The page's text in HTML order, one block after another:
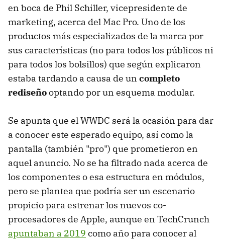
en boca de Phil Schiller, vicepresidente de
marketing, acerca del Mac Pro. Uno de los
productos más especializados de la marca por
sus características (no para todos los públicos ni
para todos los bolsillos) que según explicaron
estaba tardando a causa de un completo
rediseñooptando por un esquema modular.
Se apunta que el WWDC será la ocasión para dar
a conocer este esperado equipo, así como la
pantalla (también "pro") que prometieron en
aquel anuncio. No se ha filtrado nada acerca de
los componentes o esa estructura en módulos,
pero se plantea que podría ser un escenario
propicio para estrenar los nuevos co-
procesadores de Apple, aunque en TechCrunch
apuntaban a 2019 como año para conocer al